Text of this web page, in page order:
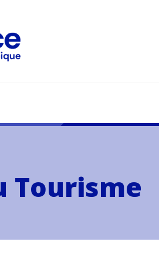
Tourisme